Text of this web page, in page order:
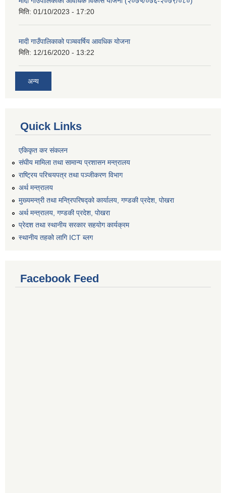
मिति: 01/10/2023 - 17:20
मादी गाउँपालिकाको पञ्चवर्षिय आवधिक योजना
मिति: 12/16/2020 - 13:22
अन्य
Quick Links
एकिकृत कर संकलन
संघीय मामिला तथा सामान्य प्रशासन मन्त्रालय
राष्ट्रिय परिचयपत्र तथा पञ्जीकरण विभाग
अर्थ मन्त्रालय
मुख्यमन्त्री तथा मन्त्रिपरिषद्को कार्यालय, गण्डकी प्रदेश, पोखरा
अर्थ मन्त्रालय, गण्डकी प्रदेश, पोखरा
प्रेदश तथा स्थानीय सरकार सहयोग कार्यक्रम
स्थानीय तहको लागि ICT ब्लग
Facebook Feed